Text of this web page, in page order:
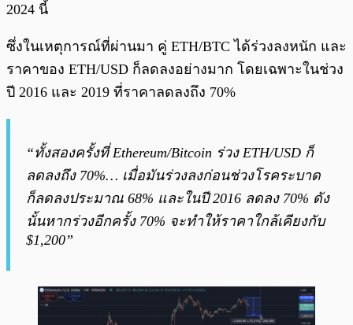
2024 นี้
ซึ่งในเหตุการณ์ที่ผ่านมา คู่ ETH/BTC ได้ร่วงลงหนัก และ
ราคาของ ETH/USD ก็ลดลงอย่างมาก โดยเฉพาะในช่วง
ปี 2016 และ 2019 ที่ราคาลดลงถึง 70%
“ทั้งสองครั้งที่ Ethereum/Bitcoin ร่วง ETH/USD ก็
ลดลงถึง 70%… เมื่อมันร่วงลงก่อนช่วงโรคระบาด
ก็ลดลงประมาณ 68% และในปี 2016 ลดลง 70% ดัง
นั้นหากร่วงอีกครั้ง 70% จะทำให้ราคาใกล้เคียงกับ
$1,200”